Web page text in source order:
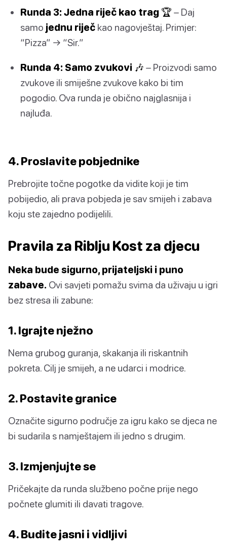
Runda 3: Jedna riječ kao trag 🏆 – Daj
samo jednu riječ kao nagovještaj. Primjer:
“Pizza” → “Sir.”
Runda 4: Samo zvukovi 🎶 – Proizvodi samo
zvukove ili smiješne zvukove kako bi tim
pogodio. Ova runda je obično najglasnija i
najluđa.
4. Proslavite pobjednike
Prebrojite točne pogotke da vidite koji je tim
pobijedio, ali prava pobjeda je sav smijeh i zabava
koju ste zajedno podijelili.
Pravila za Riblju Kost za djecu
Neka bude sigurno, prijateljski i puno
zabave. Ovi savjeti pomažu svima da uživaju u igri
bez stresa ili zabune:
1. Igrajte nježno
Nema grubog guranja, skakanja ili riskantnih
pokreta. Cilj je smijeh, a ne udarci i modrice.
2. Postavite granice
Označite sigurno područje za igru kako se djeca ne
bi sudarila s namještajem ili jedno s drugim.
3. Izmjenjujte se
Pričekajte da runda službeno počne prije nego
počnete glumiti ili davati tragove.
4. Budite jasni i vidljivi